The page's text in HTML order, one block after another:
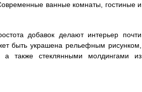
ванные комнаты, гостиные и
добавок делают интерьер почти
быть украшена рельефным рисунком,
а также стеклянными молдингами из